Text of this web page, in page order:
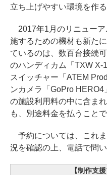
立ち上げやすい環境を作る
2017年1月のリニューア
施するための機材も新た
ているのは、数百台接続
のハンディカム「TXW X-
スイッチャー「ATEM
ンカメラ「GoPro
の施設利用料の中に含ま
も、別途料金を払うこと
予約については、これ
況を確認の上、電話で問
【制作支